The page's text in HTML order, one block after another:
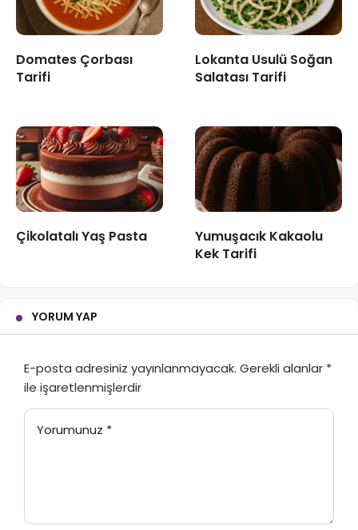
Domates Çorbası
Tarifi
Lokanta Usulü Soğan
Salatası Tarifi
Çikolatalı Yaş Pasta
Yumuşacık Kakaolu
Kek Tarifi
YORUM YAP
E-posta adresiniz yayınlanmayacak. Gerekli alanlar *
ile işaretlenmişlerdir
Yorumunuz *